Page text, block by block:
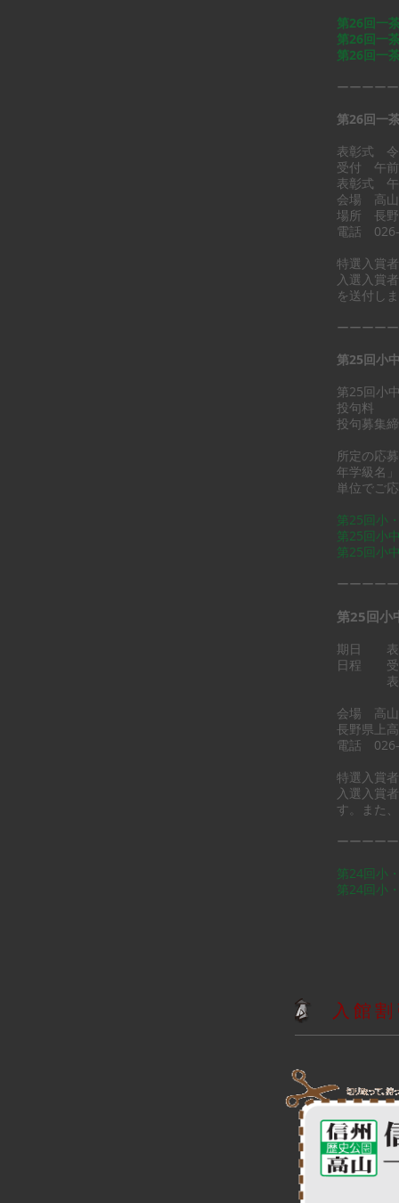
第26回一
第26回一
第26回一
ーーーー
第26回一
表彰式 令
受付 午
表彰式 午
会場 高山
場所 長野
電話
特選入賞
入選入賞
を送付し
ーーーー
第25回小
第25回小
投句料
投句募集
所定の応
年学級名
単位でご
第25回小
第25回小
第25回小
ーーーー
第25回小
期日 表
日程 受
表彰式
会場 高山
長野県上
電話
特選入賞
入選入賞
す。また
ーーーー
第24回小
第24回小
入館